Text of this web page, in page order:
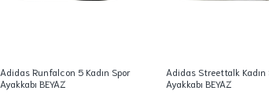
Adidas Runfalcon 5 Kadın Spor
Ayakkabı BEYAZ
Adidas Streettalk Kadın
Ayakkabı BEYAZ